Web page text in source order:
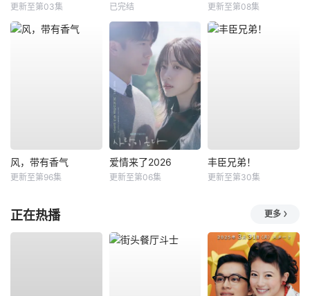
更新至第03集 已完结 更新至第08集
风，带有香气
更新至第96集
爱情来了2026
更新至第06集
丰臣兄弟！
更新至第30集
正在热播 更多